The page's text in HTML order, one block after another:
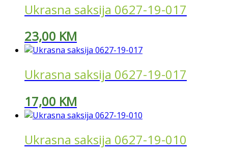
Ukrasna saksija 0627-19-017
23,00 KM
Ukrasna saksija 0627-19-017
17,00 KM
Ukrasna saksija 0627-19-010